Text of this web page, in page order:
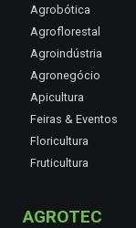
Agrobótica
Agroflorestal
Agroindústria
Agronegócio
Apicultura
Feiras & Eventos
Floricultura
Fruticultura
AGROTEC